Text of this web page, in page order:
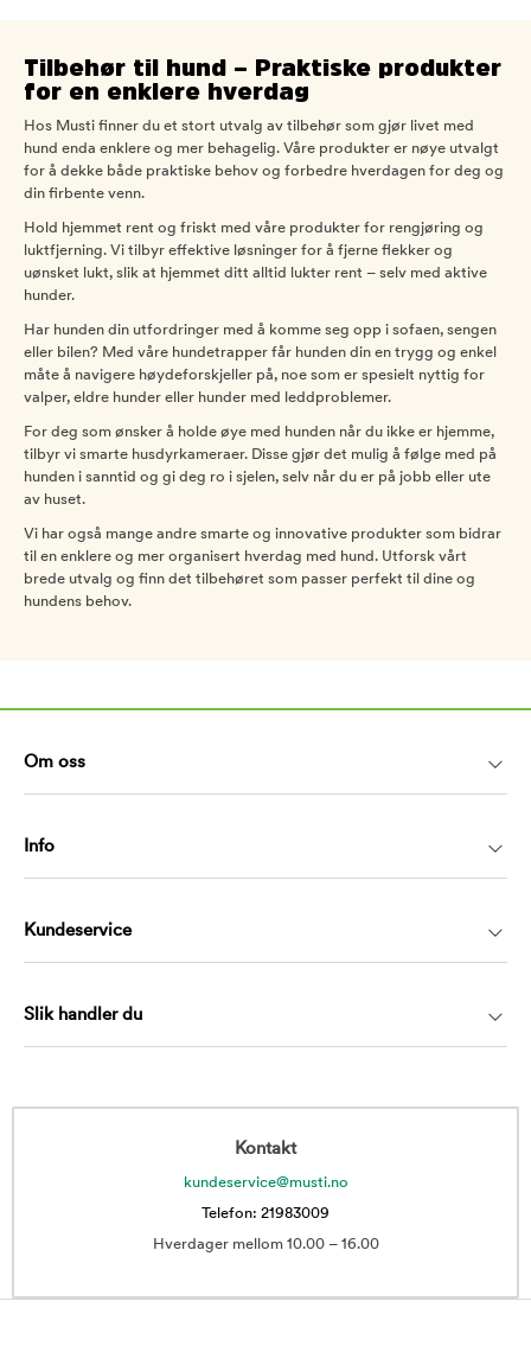
Tilbehør til hund – Praktiske produkter
for en enklere hverdag
Hos Musti finner du et stort utvalg av tilbehør som gjør livet med
hund enda enklere og mer behagelig. Våre produkter er nøye utvalgt
for å dekke både praktiske behov og forbedre hverdagen for deg og
din firbente venn.
Hold hjemmet rent og friskt med våre produkter for rengjøring og
luktfjerning. Vi tilbyr effektive løsninger for å fjerne flekker og
uønsket lukt, slik at hjemmet ditt alltid lukter rent – selv med aktive
hunder.
Har hunden din utfordringer med å komme seg opp i sofaen, sengen
eller bilen? Med våre hundetrapper får hunden din en trygg og enkel
måte å navigere høydeforskjeller på, noe som er spesielt nyttig for
valper, eldre hunder eller hunder med leddproblemer.
For deg som ønsker å holde øye med hunden når du ikke er hjemme,
tilbyr vi smarte husdyrkameraer. Disse gjør det mulig å følge med på
hunden i sanntid og gi deg ro i sjelen, selv når du er på jobb eller ute
av huset.
Vi har også mange andre smarte og innovative produkter som bidrar
til en enklere og mer organisert hverdag med hund. Utforsk vårt
brede utvalg og finn det tilbehøret som passer perfekt til dine og
hundens behov.
Om oss
Info
Kundeservice
Slik handler du
Kontakt
kundeservice@musti.no
Telefon: 21983009
Hverdager mellom 10.00 – 16.00